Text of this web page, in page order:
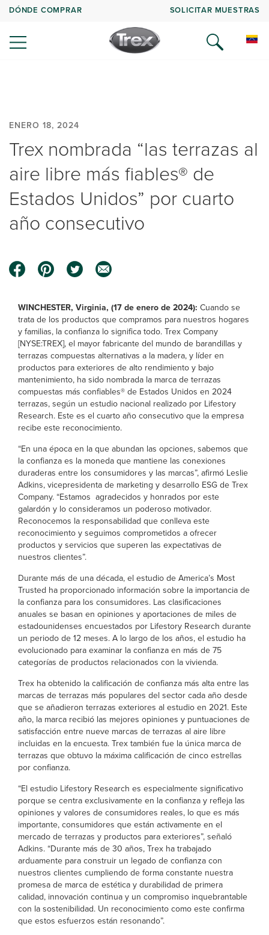
DÓNDE COMPRAR SOLICITAR MUESTRAS
ENERO 18, 2024
Trex nombrada “las terrazas al
aire libre más fiables® de
Estados Unidos” por cuarto
año consecutivo
WINCHESTER, Virginia, (17 de enero de 2024): Cuando se
trata de los productos que compramos para nuestros hogares
y familias, la confianza lo significa todo. Trex Company
[NYSE:TREX], el mayor fabricante del mundo de barandillas y
terrazas compuestas alternativas a la madera, y líder en
productos para exteriores de alto rendimiento y bajo
mantenimiento, ha sido nombrada la marca de terrazas
compuestas más confiables® de Estados Unidos en 2024
terrazas, según un estudio nacional realizado por Lifestory
Research. Este es el cuarto año consecutivo que la empresa
recibe este reconocimiento.
“En una época en la que abundan las opciones, sabemos que
la confianza es la moneda que mantiene las conexiones
duraderas entre los consumidores y las marcas”, afirmó Leslie
Adkins, vicepresidenta de marketing y desarrollo ESG de Trex
Company. “Estamos agradecidos y honrados por este
galardón y lo consideramos un poderoso motivador.
Reconocemos la responsabilidad que conlleva este
reconocimiento y seguimos comprometidos a ofrecer
productos y servicios que superen las expectativas de
nuestros clientes”.
Durante más de una década, el estudio de America’s Most
Trusted ha proporcionado información sobre la importancia de
la confianza para los consumidores. Las clasificaciones
anuales se basan en opiniones y aportaciones de miles de
estadounidenses encuestados por Lifestory Research durante
un periodo de 12 meses. A lo largo de los años, el estudio ha
evolucionado para examinar la confianza en más de 75
categorías de productos relacionados con la vivienda.
Trex ha obtenido la calificación de confianza más alta entre las
marcas de terrazas más populares del sector cada año desde
que se añadieron terrazas exteriores al estudio en 2021. Este
año, la marca recibió las mejores opiniones y puntuaciones de
satisfacción entre nueve marcas de terrazas al aire libre
incluidas en la encuesta. Trex también fue la única marca de
terrazas que obtuvo la máxima calificación de cinco estrellas
por confianza.
“El estudio Lifestory Research es especialmente significativo
porque se centra exclusivamente en la confianza y refleja las
opiniones y valores de consumidores reales, lo que es más
importante, consumidores que están activamente en el
mercado de terrazas y productos para exteriores”, señaló
Adkins. “Durante más de 30 años, Trex ha trabajado
arduamente para construir un legado de confianza con
nuestros clientes cumpliendo de forma constante nuestra
promesa de marca de estética y durabilidad de primera
calidad, innovación continua y un compromiso inquebrantable
con la sostenibilidad. Un reconocimiento como este confirma
que estos esfuerzos están resonando”.